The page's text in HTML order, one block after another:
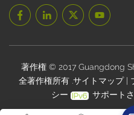
著作権 © 2017 Guangdong
全著作権所有 .サイトマップ
シー
サポート